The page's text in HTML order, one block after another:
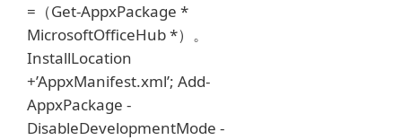
=（Get-AppxPackage *
MicrosoftOfficeHub *）。
InstallLocation
+’AppxManifest.xml’; Add-
AppxPackage -
DisableDevelopmentMode -